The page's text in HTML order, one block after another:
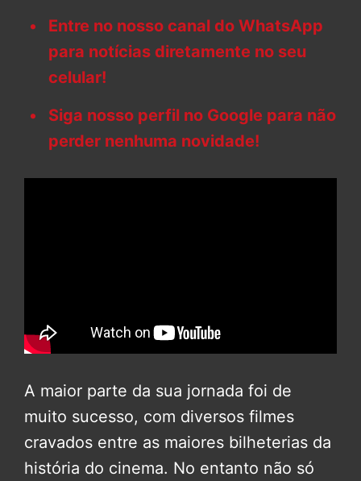
Entre no nosso canal do WhatsApp
para notícias diretamente no seu
celular!
Siga nosso perfil no Google para não
perder nenhuma novidade!
A maior parte da sua jornada foi de
muito sucesso, com diversos filmes
cravados entre as maiores bilheterias da
história do cinema. No entanto não só